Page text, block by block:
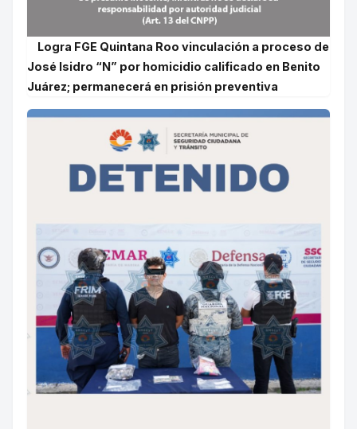
Logra FGE Quintana Roo vinculación a proceso de
José Isidro “N” por homicidio calificado en Benito
Juárez; permanecerá en prisión preventiva